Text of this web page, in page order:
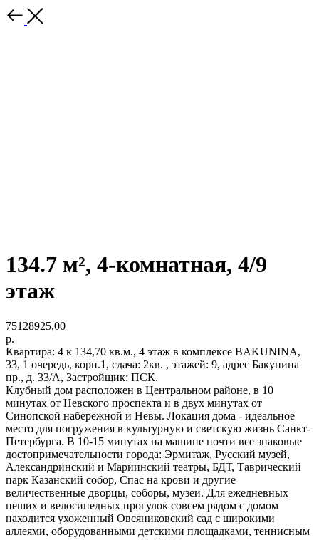
134.7 м², 4-комнатная, 4/9
этаж
75128925,00
р.
Квартира: 4 к 134,70 кв.м., 4 этаж в комплексе BAKUNINA,
33, 1 очередь, корп.1, сдача: 2кв. , этажей: 9, адрес Бакунина
пр., д. 33/А, Застройщик: ПСК.
Клубный дом расположен в Центральном районе, в 10
минутах от Невского проспекта и в двух минутах от
Синопской набережной и Невы. Локация дома - идеальное
место для погружения в культурную и светскую жизнь Санкт-
Петербурга. В 10-15 минутах на машине почти все знаковые
достопримечательности города: Эрмитаж, Русский музей,
Александринский и Мариинский театры, БДТ, Таврический
парк Казанский собор, Спас на крови и другие
величественные дворцы, соборы, музеи. Для ежедневных
пеших и велосипедных прогулок совсем рядом с домом
находится ухоженный Овсяниковский сад с широкими
аллеями, оборудованными детскими площадками, теннисным